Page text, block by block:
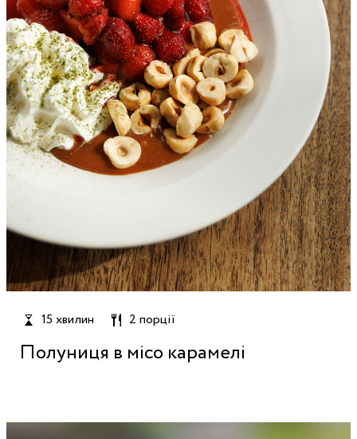
15 хвилин 2 порції
Полуниця в місо карамелі